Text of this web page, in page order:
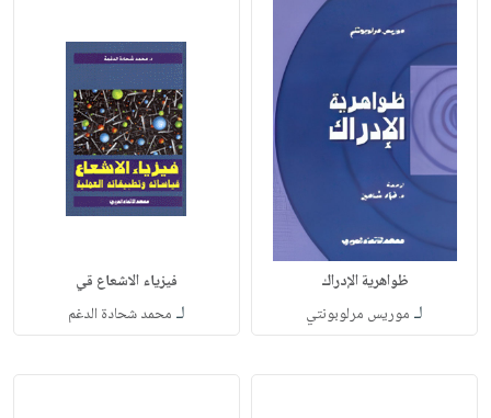
ظواهرية الإدراك
لـ موريس مرلوبونتي
فيزياء الاشعاع قي
لـ محمد شحادة الدغم